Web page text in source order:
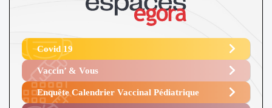
Covid 19
Vaccin’ & Vous
Enquête Calendrier Vaccinal Pédiatrique